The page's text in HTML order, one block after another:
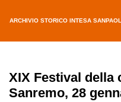
ARCHIVIO STORICO INTESA
XIX Festival della
Sanremo, 28